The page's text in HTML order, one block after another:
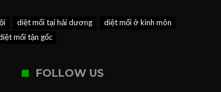
diệt mối tại hải dương
diệt mối ở kinh môn
mối tận gốc
FOLLOW US